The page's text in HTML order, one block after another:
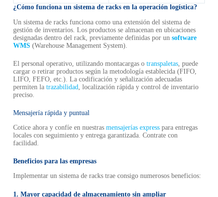
¿Cómo funciona un sistema de racks en la operación logística?
Un sistema de racks funciona como una extensión del sistema de
gestión de inventarios. Los productos se almacenan en ubicaciones
designadas dentro del rack, previamente definidas por un software
WMS(Warehouse Management System).
El personal operativo, utilizando montacargas o transpaletas, puede
cargar o retirar productos según la metodología establecida (FIFO,
LIFO, FEFO, etc.). La codificación y señalización adecuadas
permiten la trazabilidad , localización rápida y control de inventario
preciso.
Mensajería rápida y puntual
Cotice ahora y confíe en nuestras mensajerías expresspara entregas
locales con seguimiento y entrega garantizada. Contrate con
facilidad.
Beneficios para las empresas
Implementar un sistema de racks trae consigo numerosos beneficios:
1. Mayor capacidad de almacenamiento sin ampliar